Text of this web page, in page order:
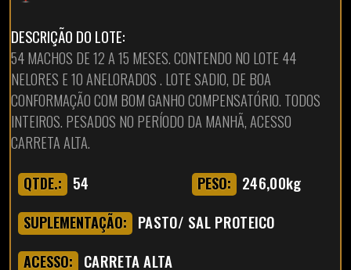
DESCRIÇÃO DO LOTE:
54 MACHOS DE 12 A 15 MESES. CONTENDO NO LOTE 44
NELORES E 10 ANELORADOS . LOTE SADIO, DE BOA
CONFORMAÇÃO COM BOM GANHO COMPENSATÓRIO. TODOS
INTEIROS. PESADOS NO PERÍODO DA MANHÃ, ACESSO
CARRETA ALTA.
QTDE.: 54 PESO: 246,00kg
SUPLEMENTAÇÃO: PASTO/ SAL PROTEICO
ACESSO: CARRETA ALTA